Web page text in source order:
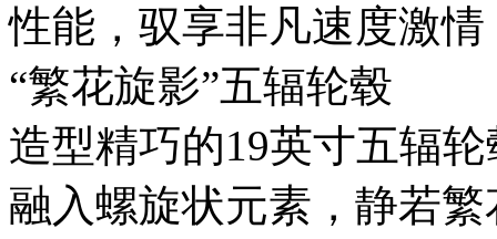
性能，驭享非凡速度激情
“繁花旋影”五辐轮毂
造型精巧的19英寸五辐轮毂
融入螺旋状元素，静若繁花